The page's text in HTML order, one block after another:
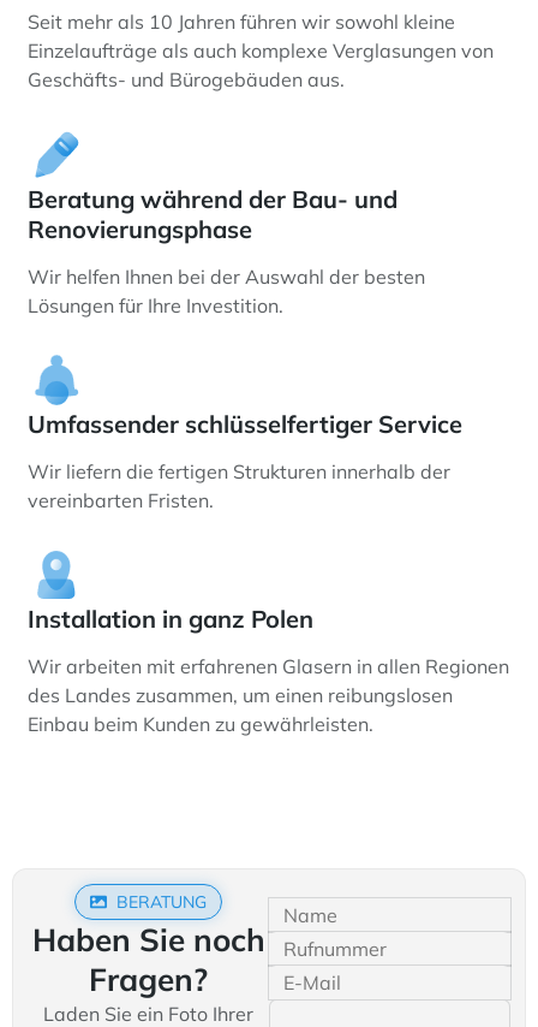
Seit mehr als 10 Jahren führen wir sowohl kleine
Einzelaufträge als auch komplexe Verglasungen von
Geschäfts- und Bürogebäuden aus.
Beratung während der Bau- und
Renovierungsphase
Wir helfen Ihnen bei der Auswahl der besten
Lösungen für Ihre Investition.
Umfassender schlüsselfertiger Service
Wir liefern die fertigen Strukturen innerhalb der
vereinbarten Fristen.
Installation in ganz Polen
Wir arbeiten mit erfahrenen Glasern in allen Regionen
des Landes zusammen, um einen reibungslosen
Einbau beim Kunden zu gewährleisten.
BERATUNG
Haben Sie noch
Fragen?
Laden Sie ein Foto Ihrer